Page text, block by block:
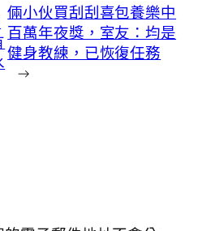
倆小伙買刮刮喜包養樂中
百萬年夜獎，室友：均是
健身教練，已恢復任務
→